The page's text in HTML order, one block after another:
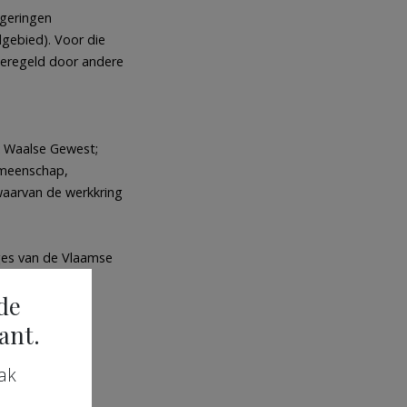
Voor die
door andere
Gewest;
de werkkring
van de Vlaamse